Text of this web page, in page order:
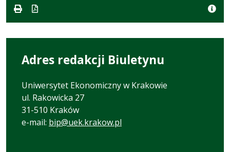
Adres redakcji Biuletynu
Uniwersytet Ekonomiczny w Krakowie
ul. Rakowicka 27
31-510 Kraków
e-mail: bip@uek.krakow.pl